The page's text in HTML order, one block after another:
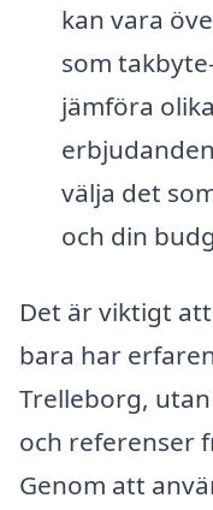
kan vara
som
jämföra
välja det
och din
Det är viktigt
bara har
Trelleborg,
och referenser
Genom att